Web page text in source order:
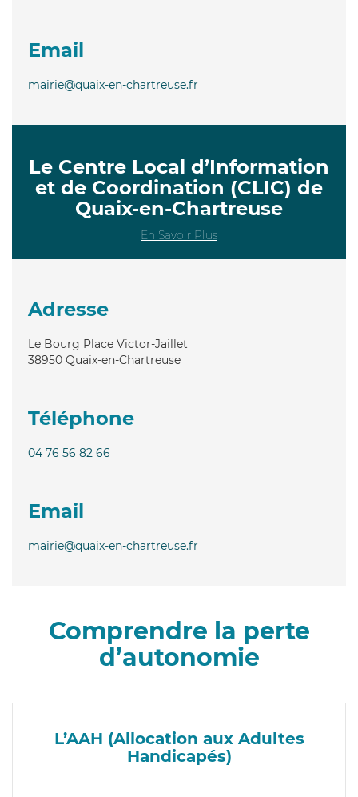
Email
mairie@quaix-en-chartreuse.fr
Le Centre Local d’Information
et de Coordination (CLIC) de
Quaix-en-Chartreuse
En Savoir Plus
Adresse
Le Bourg Place Victor-Jaillet
38950 Quaix-en-Chartreuse
Téléphone
04 76 56 82 66
Email
mairie@quaix-en-chartreuse.fr
Comprendre la perte
d’autonomie
L’AAH (Allocation aux Adultes
Handicapés)